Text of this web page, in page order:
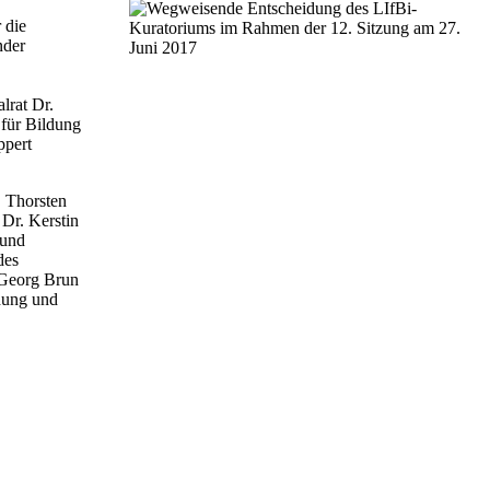
die
Dr.
für Bildung
Dr. Kerstin
Brun
und